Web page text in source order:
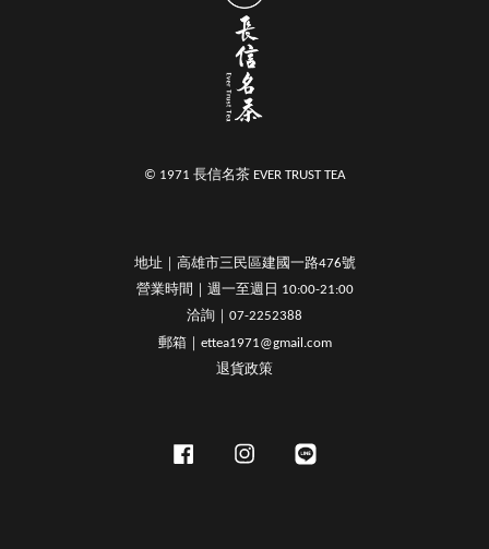
© 1971 長信名茶 EVER TRUST TEA
地址｜高雄市三民區建國一路476號
營業時間｜週一至週日 10:00-21:00
洽詢｜07-2252388
郵箱｜ettea1971@gmail.com
退貨政策
Facebook Instagram